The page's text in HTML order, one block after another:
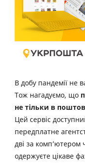
В добу пандемії не
Тож нагадуємо, що
не тільки в
Цей сервіс
передплатне
дві за комп’ютером
одержуєте цікаве